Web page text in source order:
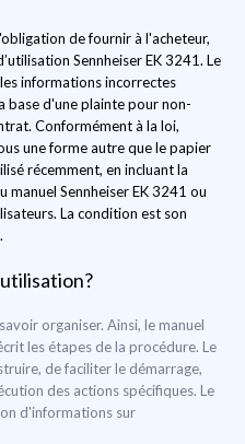
de fournir à l'acheteur,
Sennheiser EK 3241. Le
informations incorrectes
base d'une plainte pour non-
Conformément à la loi,
une forme autre que le papier
récemment, en incluant la
Sennheiser EK 3241 ou
La condition est son
organiser. Ainsi, le manuel
les étapes de la procédure. Le
de faciliter le démarrage,
des actions spécifiques. Le
d'informations sur